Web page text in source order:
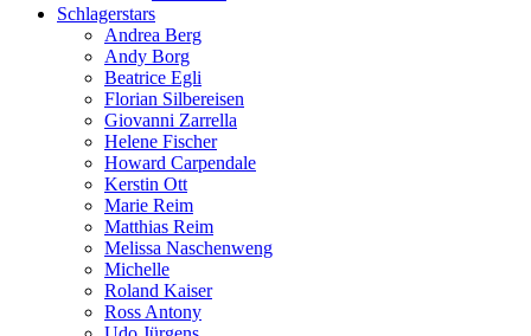
Schlagerstars
Andrea Berg
Andy Borg
Beatrice Egli
Florian Silbereisen
Giovanni Zarrella
Helene Fischer
Howard Carpendale
Kerstin Ott
Marie Reim
Matthias Reim
Melissa Naschenweng
Michelle
Roland Kaiser
Ross Antony